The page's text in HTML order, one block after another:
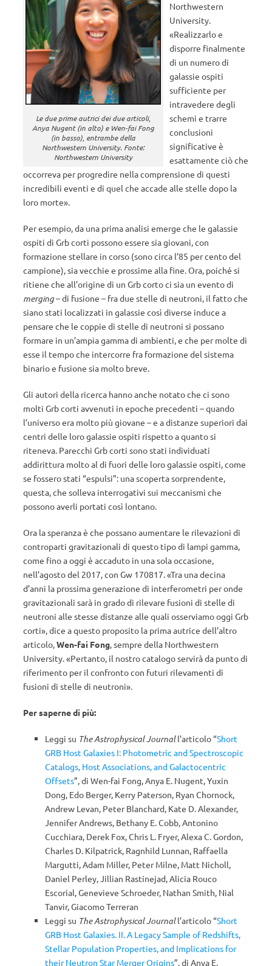
Le due prime autrici dei due articoli,
Anya Nugent (in alto) e Wen-fai Fong
(in basso), entrambe della
Northwestern University. Fonte:
Northwestern University
Northwestern
University.
«Realizzarlo e
disporre finalmente
di un numero di
galassie ospiti
sufficiente per
intravedere degli
schemi e trarre
conclusioni
significative è
esattamente ciò che
occorreva per progredire nella comprensione di questi
incredibili eventi e di quel che accade alle stelle dopo la
loro morte».
Per esempio, da una prima analisi emerge che le galassie
ospiti di Grb corti possono essere sia giovani, con
formazione stellare in corso (sono circa l’85 per cento del
campione), sia vecchie e prossime alla fine. Ora, poiché si
ritiene che all’origine di un Grb corto ci sia un evento di
merging– di fusione – fra due stelle di neutroni, il fatto che
siano stati localizzati in galassie così diverse induce a
pensare che le coppie di stelle di neutroni si possano
formare in un’ampia gamma di ambienti, e che per molte di
esse il tempo che intercorre fra formazione del sistema
binario e fusione sia molto breve.
Gli autori della ricerca hanno anche notato che ci sono
molti Grb corti avvenuti in epoche precedenti – quando
l’universo era molto più giovane – e a distanze superiori dai
centri delle loro galassie ospiti rispetto a quanto si
riteneva. Parecchi Grb corti sono stati individuati
addirittura molto al di fuori delle loro galassie ospiti, come
se fossero stati “espulsi”: una scoperta sorprendente,
questa, che solleva interrogativi sui meccanismi che
possono averli portati così lontano.
Ora la speranza è che possano aumentare le rilevazioni di
controparti gravitazionali di questo tipo di lampi gamma,
come fino a oggi è accaduto in una sola occasione,
nell’agosto del 2017, con Gw 170817. «Tra una decina
d’anni la prossima generazione di interferometri per onde
gravitazionali sarà in grado di rilevare fusioni di stelle di
neutroni alle stesse distanze alle quali osserviamo oggi Grb
corti», dice a questo proposito la prima autrice dell’altro
articolo,Wen-fai Fong, sempre della Northwestern
University. «Pertanto, il nostro catalogo servirà da punto di
riferimento per il confronto con futuri rilevamenti di
fusioni di stelle di neutroni».
Per saperne di più:
Leggi su The Astrophysical Journall’articolo “Short
GRB Host Galaxies I: Photometric and Spectroscopic
Catalogs, Host Associations, and Galactocentric
Offsets”, di Wen-fai Fong, Anya E. Nugent, Yuxin
Dong, Edo Berger, Kerry Paterson, Ryan Chornock,
Andrew Levan, Peter Blanchard, Kate D. Alexander,
Jennifer Andrews, Bethany E. Cobb, Antonino
Cucchiara, Derek Fox, Chris L. Fryer, Alexa C. Gordon,
Charles D. Kilpatrick, Ragnhild Lunnan, Raffaella
Margutti, Adam Miller, Peter Milne, Matt Nicholl,
Daniel Perley, Jillian Rastinejad, Alicia Rouco
Escorial, Genevieve Schroeder, Nathan Smith, Nial
Tanvir, Giacomo Terreran
Leggi su The Astrophysical Journall’articolo “Short
GRB Host Galaxies. II. A Legacy Sample of Redshifts,
Stellar Population Properties, and Implications for
their Neutron Star Merger Origins”, di Anya E.